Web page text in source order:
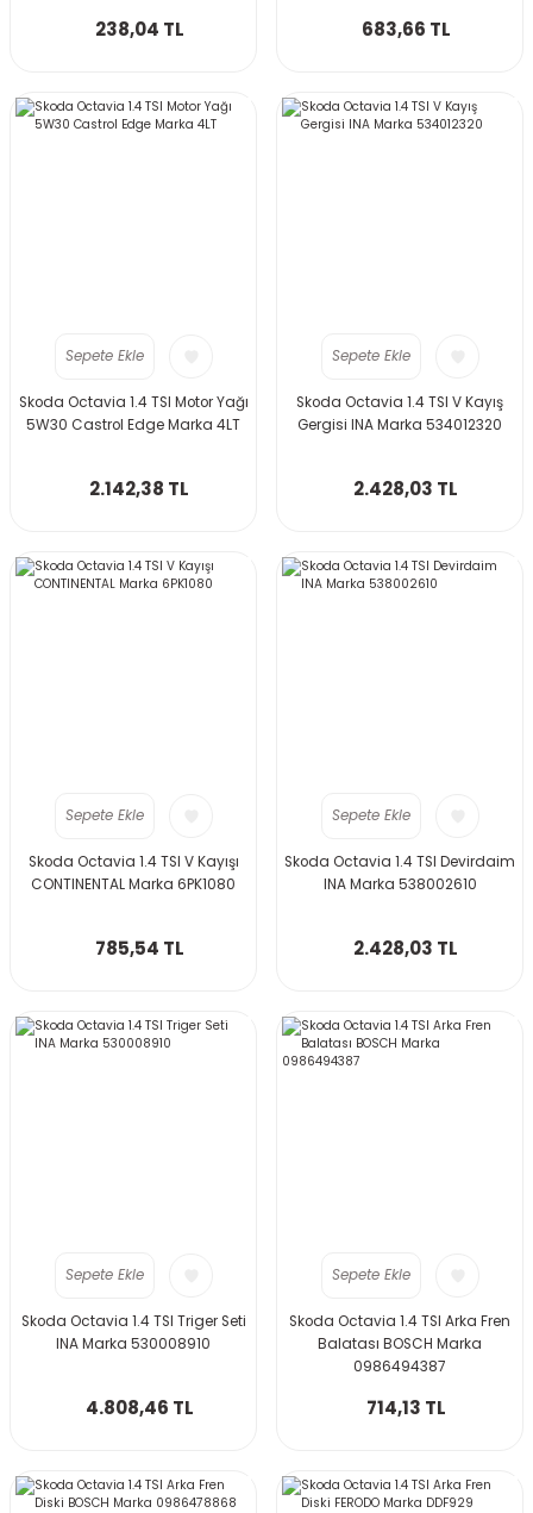
238,04 TL 683,66 TL
Sepete Ekle
Skoda Octavia 1.4 TSI Motor Yağı
5W30 Castrol Edge Marka 4LT
2.142,38 TL
Sepete Ekle
Skoda Octavia 1.4 TSI V Kayış
Gergisi INA Marka 534012320
2.428,03 TL
Sepete Ekle
Skoda Octavia 1.4 TSI V Kayışı
CONTINENTAL Marka 6PK1080
785,54 TL
Sepete Ekle
Skoda Octavia 1.4 TSI Devirdaim
INA Marka 538002610
2.428,03 TL
Sepete Ekle
Skoda Octavia 1.4 TSI Triger Seti
INA Marka 530008910
4.808,46 TL
Sepete Ekle
Skoda Octavia 1.4 TSI Arka Fren
Balatası BOSCH Marka
0986494387
714,13 TL